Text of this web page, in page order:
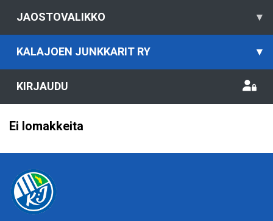
JAOSTOVALIKKO ▾
KALAJOEN JUNKKARIT RY ▾
KIRJAUDU
Ei lomakkeita